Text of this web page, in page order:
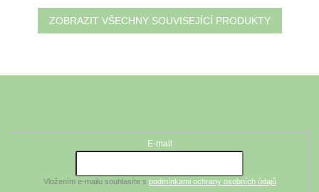
a...
ZOBRAZIT VŠECHNY SOUVISEJÍCÍ PRODUKTY
E-mail
Vložením e-mailu souhlasíte s podmínkami ochrany osobních údajů